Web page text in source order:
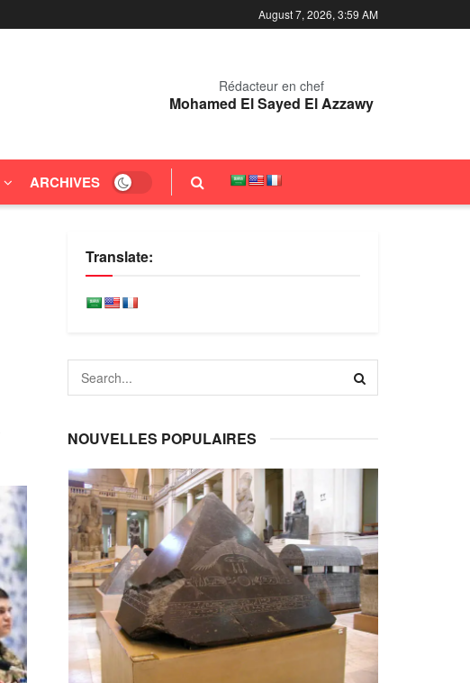
August 7, 2026, 3:59 AM
Rédacteur en chef
Mohamed El Sayed El Azzawy
ARCHIVES
Translate:
NOUVELLES POPULAIRES